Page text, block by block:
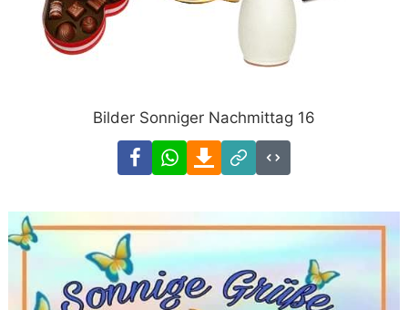
Bilder Sonniger Nachmittag 16
FacebookWhatsAppDownload
Link
Code